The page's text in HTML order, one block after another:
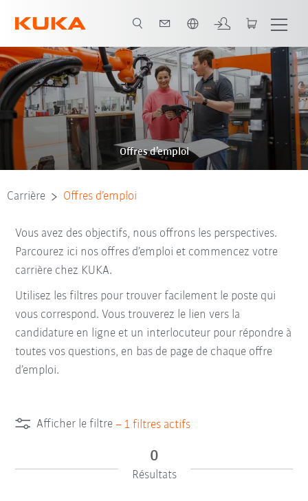
Offres d’emploi
Carrière Offres d’emploi
Vous avez des objectifs, nous offrons les perspectives.
Parcourez ici nos offres d’emploi et commencez votre
carrière chez KUKA.
Utilisez les filtres pour trouver facilement le poste qui
vous correspond. Vous trouverez le lien vers la
candidature en ligne et un interlocuteur pour répondre à
toutes vos questions, en bas de page de chaque offre
d’emploi.
Afficher le filtre – 1 filtres actifs
0
Résultats